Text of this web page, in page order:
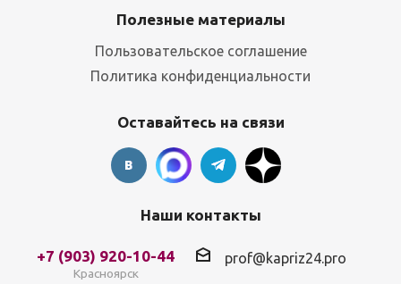
Полезные материалы
Пользовательское соглашение
Политика конфиденциальности
Оставайтесь на связи
Наши контакты
+7 (903) 920-10-44
Красноярск
prof@kapriz24.pro